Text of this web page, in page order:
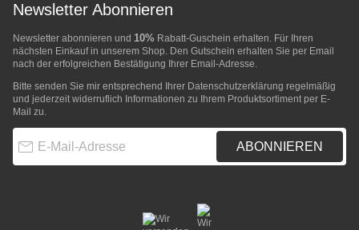
Newsletter Abonnieren
Newsletter abonnieren und 10% Rabatt-Guschein erhalten. Für Ihren
nächsten Einkauf in unserem Shop. Den Gutschein erhalten Sie per Email
nach der erfolgreichen Bestätigung Ihrer Email-Adresse.
Bitte senden Sie mir entsprechend Ihrer Datenschutzerklärung regelmäßig
und jederzeit widerruflich Informationen zu Ihrem Produktsortiment per E-
Mail zu.
ABONNIEREN